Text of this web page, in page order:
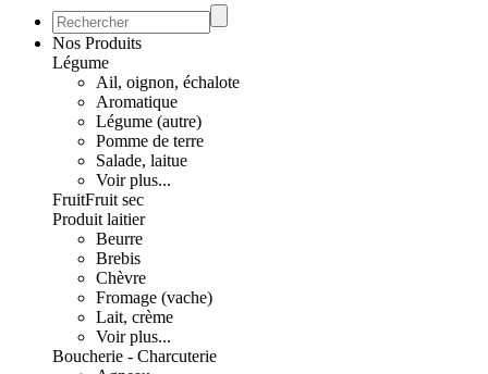
Nos Produits
Légume
Ail, oignon, échalote
Aromatique
Légume (autre)
Pomme de terre
Salade, laitue
Voir plus...
FruitFruit sec
Produit laitier
Beurre
Brebis
Chèvre
Fromage (vache)
Lait, crème
Voir plus...
Boucherie - Charcuterie